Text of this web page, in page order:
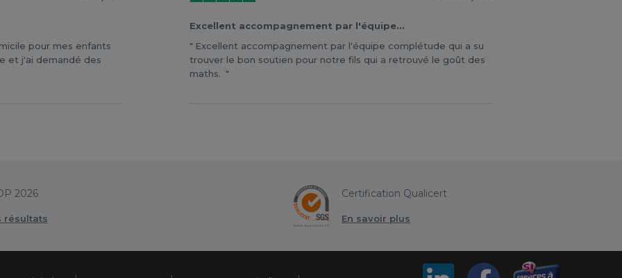
pour mes enfants
et j'ai demandé des
Excellent accompagnement par l'équipe…
Excellent accompagnement par l'équipe complétude qui a su
trouver le bon soutien pour notre fils qui a retrouvé le goût des
maths.
2026
résultats
Certification Qualicert
En savoir plus